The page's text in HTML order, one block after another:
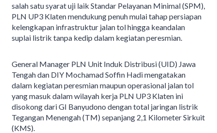
salah satu syarat uji laik Standar Pelayanan Minimal (SPM),
PLN UP3 Klaten mendukung penuh mulai tahap persiapan
kelengkapan infrastruktur jalan tol hingga keandalan
suplai listrik tanpa kedip dalam kegiatan peresmian.
General Manager PLN Unit Induk Distribusi (UID) Jawa
Tengah dan DIY Mochamad Soffin Hadi mengatakan
dalam kegiatan peresmian maupun operasional jalan tol
yang masuk dalam wilayah kerja PLN UP3 Klaten ini
disokong dari GI Banyudono dengan total jaringan listrik
Tegangan Menengah (TM) sepanjang 2,1 Kilometer Sirkuit
(KMS).